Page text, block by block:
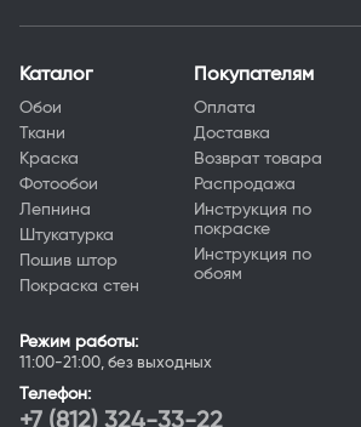
Каталог
Обои
Ткани
Краска
Фотообои
Лепнина
Штукатурка
Пошив штор
Покраска стен
Покупателям
Оплата
Доставка
Возврат товара
Распродажа
Инструкция по
покраске
Инструкция по
обоям
Режим работы:
11:00-21:00, без выходных
Телефон:
+7 (812) 324-33-22